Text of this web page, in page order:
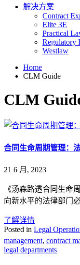
解决方案
Contract
Elite 3E
Practical
Regulatory
Westlaw
Home
CLM Guide
CLM
合同生命周期管理：
21 6 月, 2023
《汤森路透合同生命
向新水平的法律部门
了解详情
Posted in Legal
management, contract
legal departments